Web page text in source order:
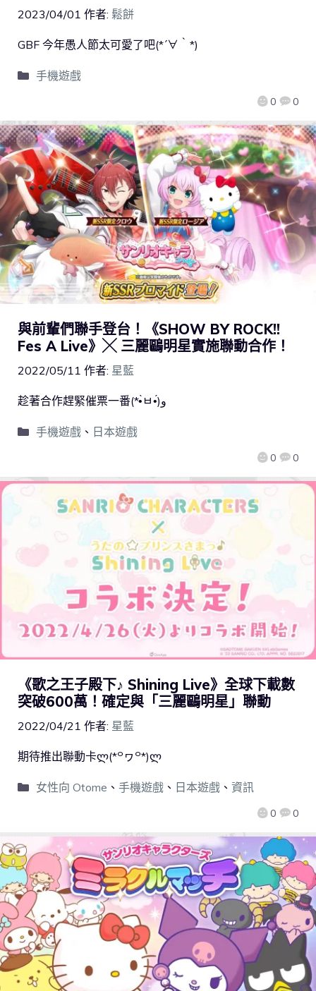
2023/04/01 作者: 鬆餅
0 0
GBF 今年愚人節太可愛了吧(*´∀｀*)
手機遊戲
與前輩們聯手登台！《SHOW BY ROCK!!
Fes A Live》╳ 三麗鷗明星實施聯動合作！
2022/05/11 作者: 星藍
0 0
趁著合作趕緊催票一番(*•̀ㅂ•́)و
手機遊戲、 日本遊戲
《歌之王子殿下♪ Shining Live》全球下載數
突破600萬！確定與「三麗鷗明星」聯動
2022/04/21 作者: 星藍
0 0
期待推出聯動卡ლ(*꒪ヮ꒪*)ლ
女性向 Otome 、 手機遊戲、 日本遊戲、 資訊